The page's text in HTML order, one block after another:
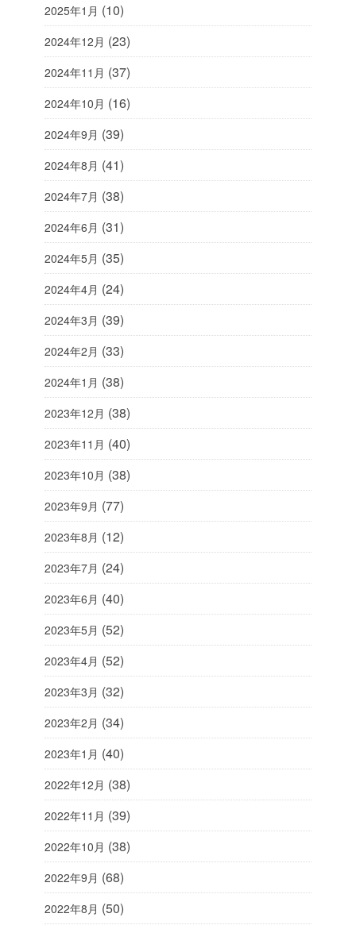
2025年1月 (10)
2024年12月 (23)
2024年11月 (37)
2024年10月 (16)
2024年9月 (39)
2024年8月 (41)
2024年7月 (38)
2024年6月 (31)
2024年5月 (35)
2024年4月 (24)
2024年3月 (39)
2024年2月 (33)
2024年1月 (38)
2023年12月 (38)
2023年11月 (40)
2023年10月 (38)
2023年9月 (77)
2023年8月 (12)
2023年7月 (24)
2023年6月 (40)
2023年5月 (52)
2023年4月 (52)
2023年3月 (32)
2023年2月 (34)
2023年1月 (40)
2022年12月 (38)
2022年11月 (39)
2022年10月 (38)
2022年9月 (68)
2022年8月 (50)